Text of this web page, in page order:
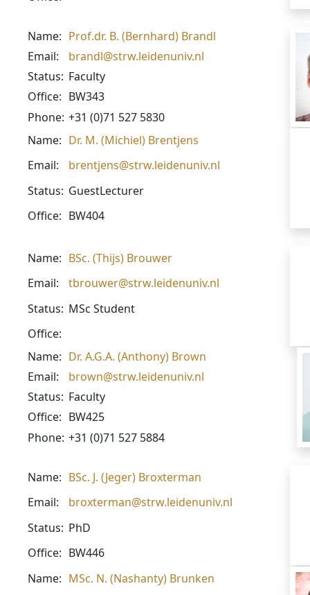
Name: Prof.dr. B. (Bernhard) Brandl
Email:
brandl@strw.leidenuniv.nl
Status: Faculty
Office: BW343
Phone: +31 (0)71 527 5830
Name: Dr. M. (Michiel) Brentjens
Email:
brentjens@strw.leidenuniv.nl
Status: GuestLecturer
Office: BW404
Name: BSc. (Thijs) Brouwer
Email:
tbrouwer@strw.leidenuniv.nl
Status: MSc Student
Office:
Name: Dr. A.G.A. (Anthony) Brown
Email:
brown@strw.leidenuniv.nl
Status: Faculty
Office: BW425
Phone: +31 (0)71 527 5884
Name: BSc. J. (Jeger) Broxterman
Email:
broxterman@strw.leidenuniv.nl
Status: PhD
Office: BW446
Name: MSc. N. (Nashanty) Brunken